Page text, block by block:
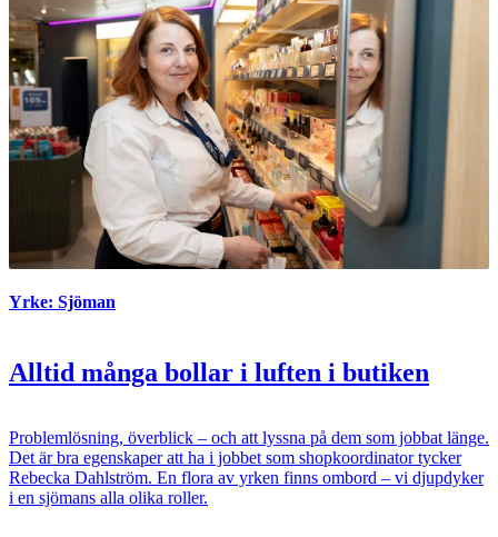
Yrke: Sjöman
Alltid många bollar i luften i butiken
Problemlösning, överblick – och att lyssna på dem som jobbat länge.
Det är bra egenskaper att ha i jobbet som shopkoordinator tycker
Rebecka Dahlström. En flora av yrken finns ombord – vi djupdyker
i en sjömans alla olika roller.